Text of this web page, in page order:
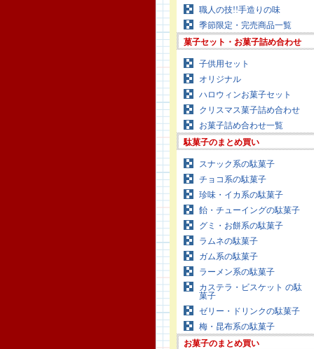
職人の技!!手造りの味
季節限定・完売商品一覧
菓子セット・お菓子詰め合わせ
子供用セット
オリジナル
ハロウィンお菓子セット
クリスマス菓子詰め合わせ
お菓子詰め合わせ一覧
駄菓子のまとめ買い
スナック系の駄菓子
チョコ系の駄菓子
珍味・イカ系の駄菓子
飴・チューイングの駄菓子
グミ・お餅系の駄菓子
ラムネの駄菓子
ガム系の駄菓子
ラーメン系の駄菓子
カステラ・ビスケット の駄
菓子
ゼリー・ドリンクの駄菓子
梅・昆布系の駄菓子
お菓子のまとめ買い